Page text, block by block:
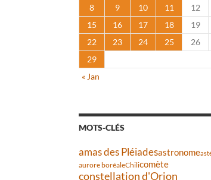
8
9 10 11 12
15
16 17 18 19
22
23 24 25 26
29
« Jan
MOTS-CLÉS
amas des Pléiadesastronome
aurore boréaleChilicomète
constellation d'Orion